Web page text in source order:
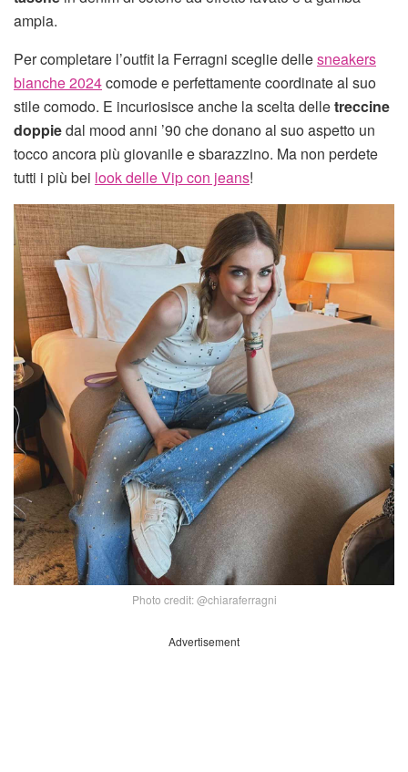
ampia.
Per completare l’outfit la Ferragni sceglie dellesneakers
bianche 2024comode e perfettamente coordinate al suo
stile comodo. E incuriosisce anche la scelta delletreccine
doppiedal mood anni ’90 che donano al suo aspetto un
tocco ancora più giovanile e sbarazzino. Ma non perdete
tutti i più bei look delle Vip con jeans!
Photo credit: @chiaraferragni
Advertisement